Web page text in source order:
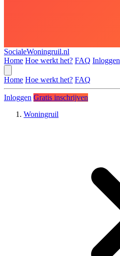
SocialeWoningruil.nl
Home Hoe werkt het? FAQ Inloggen
Home Hoe werkt het? FAQ
Inloggen Gratis inschrijven
Woningruil